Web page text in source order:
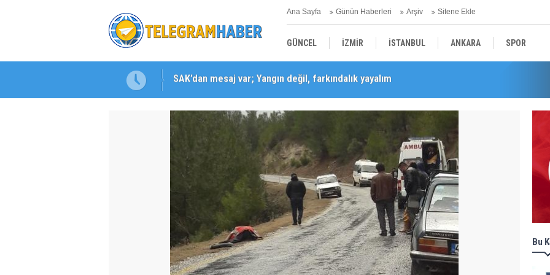
Ana Sayfa Günün Haberleri Arşiv Sitene Ekle
GÜNCEL İZMİR İSTANBUL ANKARA SPOR
YEREL SAĞLIK
SAK’dan mesaj var; Yangın değil, farkındalık yayalım
Karabağlar ‘da Gazeteci Barış Selçuk saygıyla anıldı
Bu